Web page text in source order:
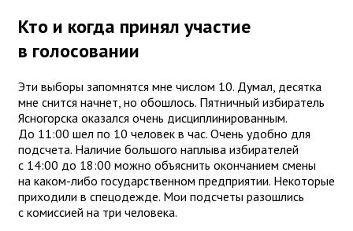
Кто и когда принял участие
в голосовании
Эти выборы запомнятся мне числом 10. Думал, десятка
мне снится начнет, но обошлось. Пятничный избиратель
Ясногорска оказался очень дисциплинированным.
До 11:00 шел по 10 человек в час. Очень удобно для
подсчета. Наличие большого наплыва избирателей
с 14:00 до 18:00 можно объяснить окончанием смены
на каком-либо государственном предприятии. Некоторые
приходили в спецодежде. Мои подсчеты разошлись
с комиссией на три человека.